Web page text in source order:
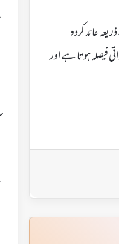
عائد کردہ
فیصلہ ہوتا ہے اور